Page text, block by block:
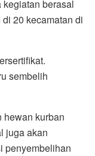
berasal
20 kecamatan di
sembelih
hewan kurban
juga akan
penyembelihan